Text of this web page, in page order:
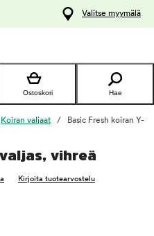
Valitse myymälä
Ostoskori Hae
Koiran valjaat
Basic Fresh koiran Y-
vihreä
Kirjoita tuotearvostelu